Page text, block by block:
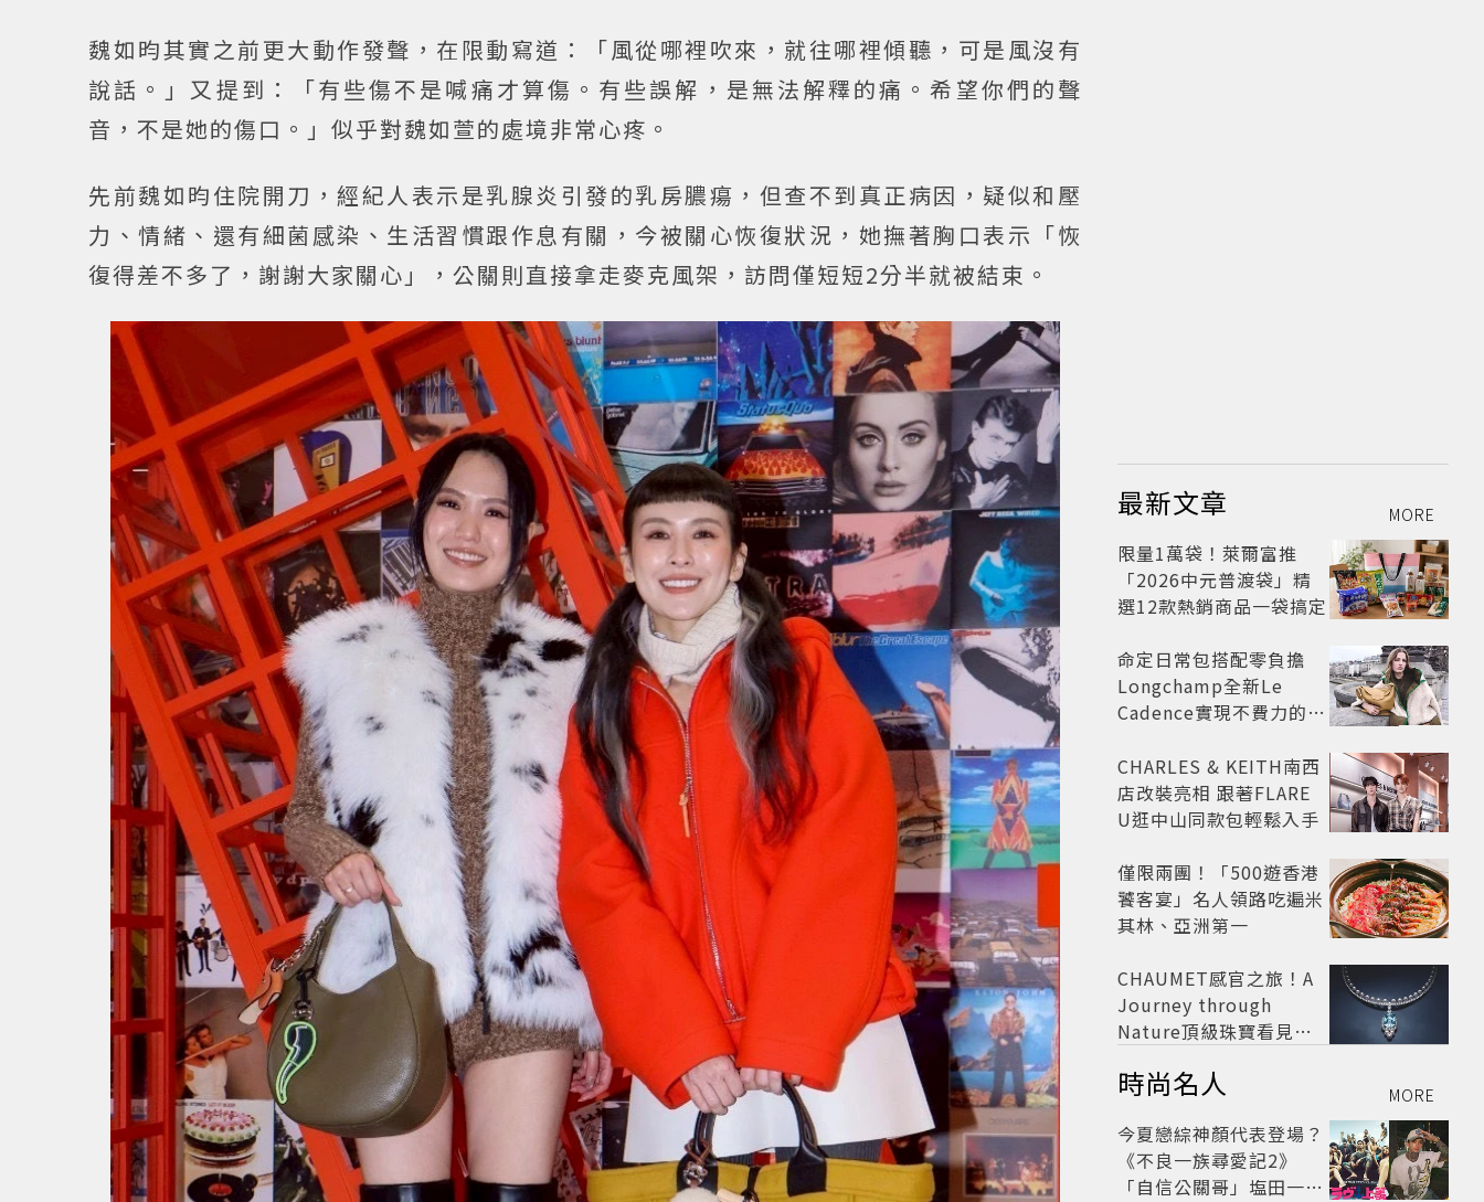
魏如昀其實之前更大動作發聲，在限動寫道：「風從哪裡吹來，就往哪裡傾聽，可是風沒有
說話。」又提到：「有些傷不是喊痛才算傷。有些誤解，是無法解釋的痛。希望你們的聲
音，不是她的傷口。」似乎對魏如萱的處境非常心疼。
先前魏如昀住院開刀，經紀人表示是乳腺炎引發的乳房膿瘍，但查不到真正病因，疑似和壓
力、情緒、還有細菌感染、生活習慣跟作息有關，今被關心恢復狀況，她撫著胸口表示「恢
復得差不多了，謝謝大家關心」，公關則直接拿走麥克風架，訪問僅短短2分半就被結束。
最新文章 MORE
限量1萬袋！萊爾富推
「2026中元普渡袋」精
選12款熱銷商品一袋搞定
命定日常包搭配零負擔
Longchamp全新Le
Cadence實現不費力的從
CHARLES & KEITH南西
店改裝亮相 跟著FLARE
U逛中山同款包輕鬆入手
僅限兩團！「500遊香港
饕客宴」名人領路吃遍米
其林、亞洲第一
CHAUMET感官之旅！A
Journey through
Nature頂級珠寶看見植
時尚名人 MORE
今夏戀綜神顏代表登場？
《不良一族尋愛記2》
「自信公關哥」塩田一馬